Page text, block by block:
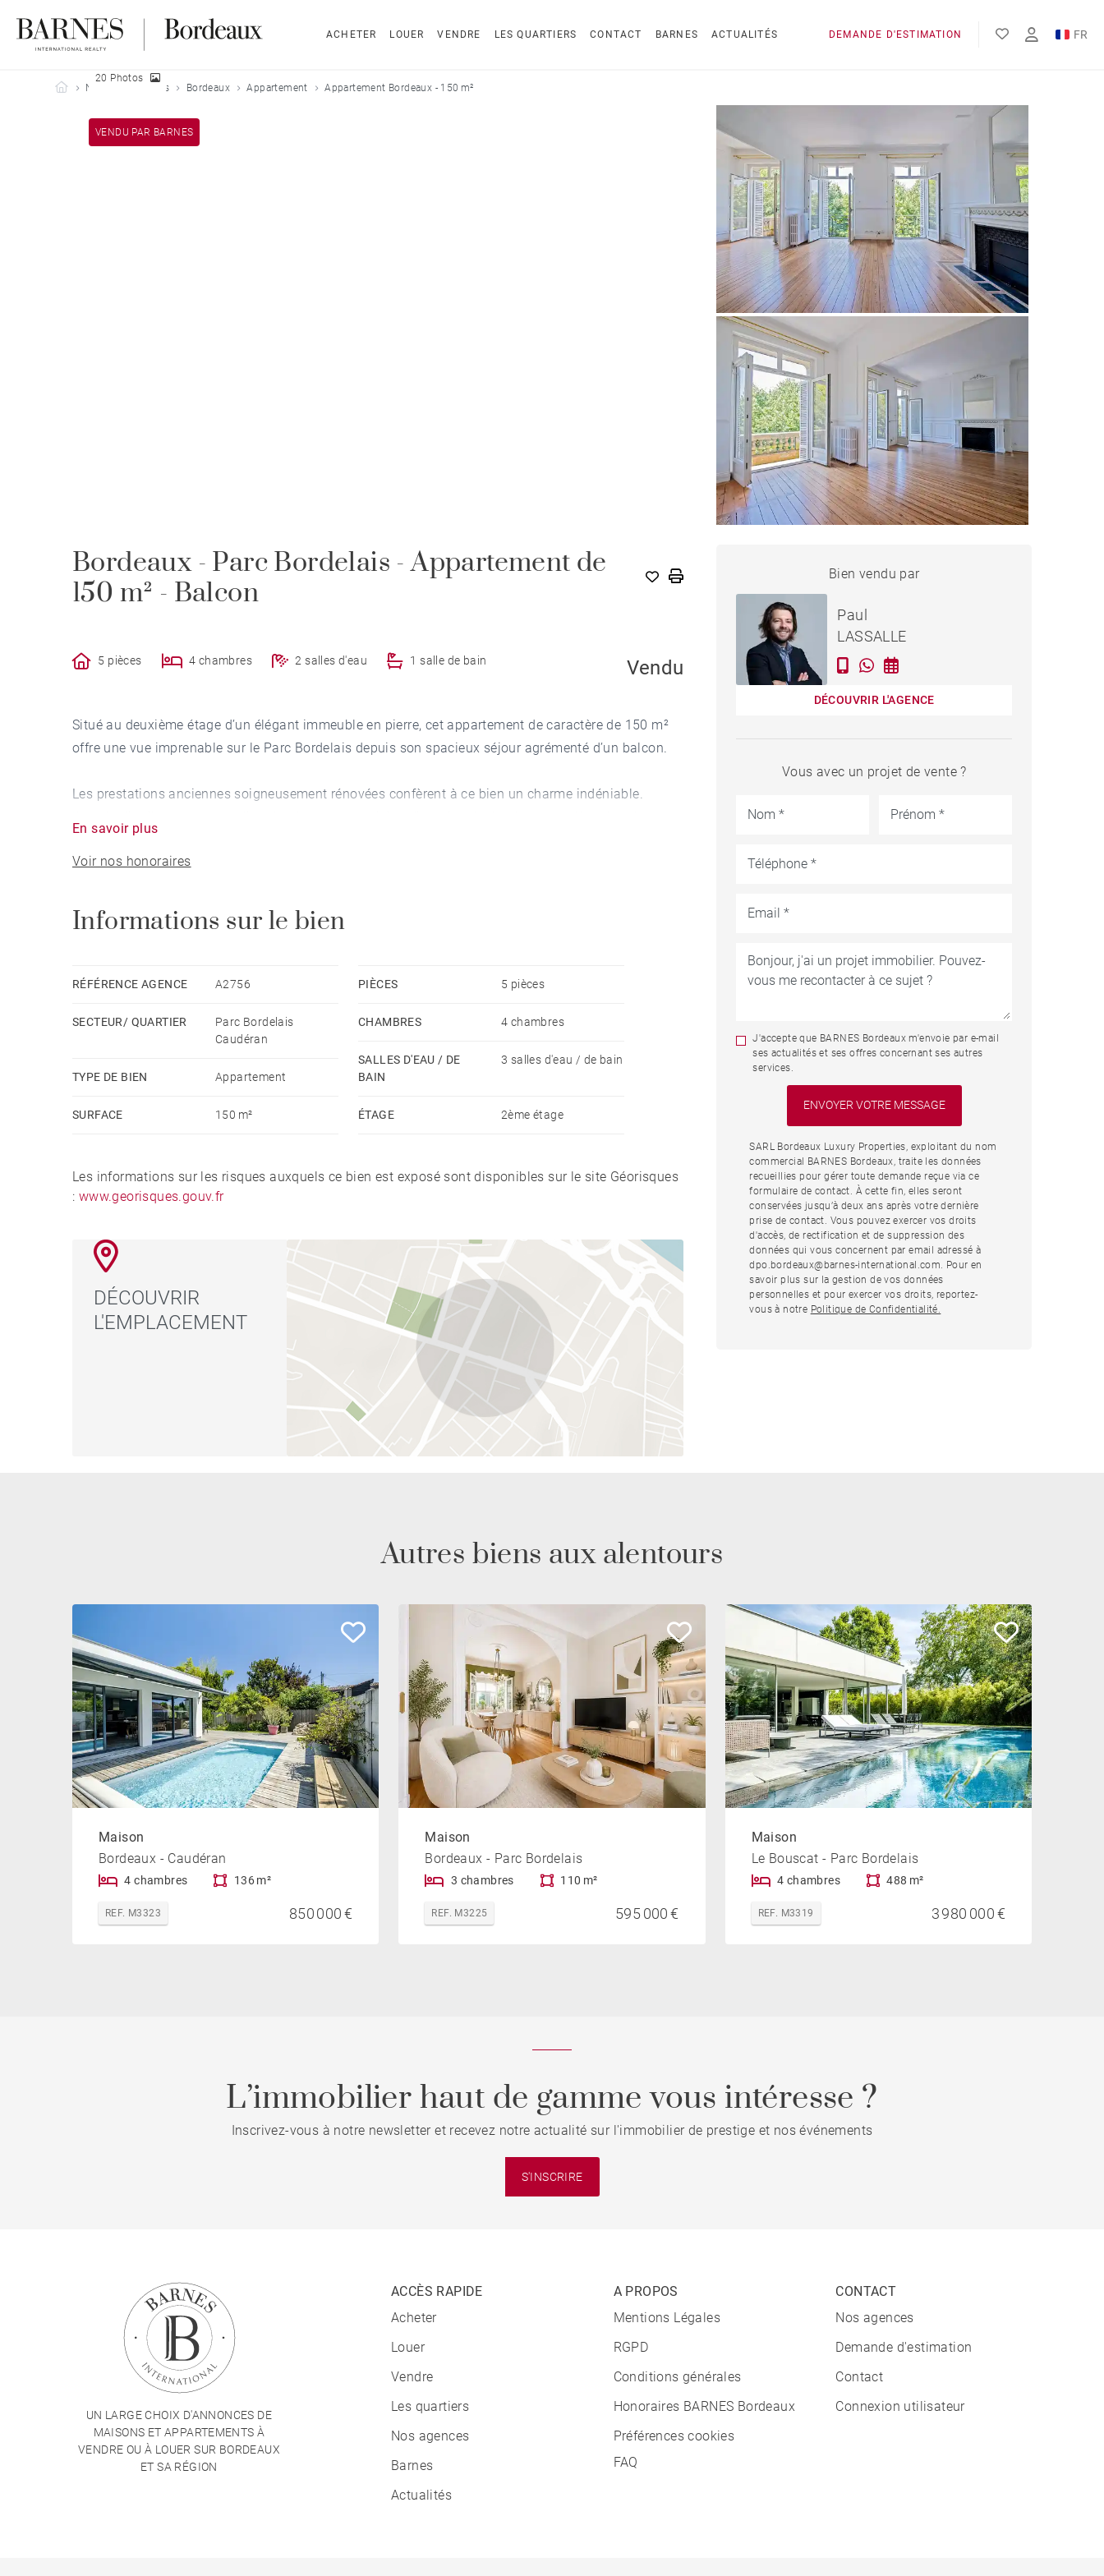
ACHETER LOUER VENDRE LES QUARTIERS CONTACT BARNES ACTUALITÉS DEMANDE D'ESTIMATION
FR
Barnes Bordeaux
Nos biens vendus Bordeaux Appartement Appartement Bordeaux - 150 m²
VENDU PAR BARNES
20 Photos
Bordeaux - Parc Bordelais - Appartement de
150 m² - Balcon
5 pièces 4 chambres 2 salles d'eau 1 salle de bain Vendu
Situé au deuxième étage d’un élégant immeuble en pierre, cet appartement de caractère de 150 m²
offre une vue imprenable sur le Parc Bordelais depuis son spacieux séjour agrémenté d’un balcon.
Les prestations anciennes soigneusement rénovées confèrent à ce bien un charme indéniable.
avec sa salle d’eau attenante et son dressing.
À l’étage, un grand palier pouvant servir d’espace bureau dessert trois chambres, une salle d'eau et
Un cellier indépendant complète ce bien rare, alliant cachet de l’ancien et confort moderne, dans un
environnement privilégié.
En savoir plus
Voir nos honoraires
Informations sur le bien
RÉFÉRENCE AGENCE A2756
SECTEUR/ QUARTIER
Parc Bordelais
Caudéran
TYPE DE BIEN Appartement
SURFACE 150 m²
PIÈCES 5 pièces
CHAMBRES 4 chambres
SALLES D'EAU / DE
BAIN
3 salles d'eau / de bain
ÉTAGE 2ème étage
Les informations sur les risques auxquels ce bien est exposé sont disponibles sur le site Géorisques
: www.georisques.gouv.fr
DÉCOUVRIR
L'EMPLACEMENT
APPARTEMENT BORDEAUX
- 150 M²
Bien vendu par
Paul
LASSALLE
DÉCOUVRIR L'AGENCE
Vous avec un projet de vente ?
J'accepte que BARNES Bordeaux m'envoie par e-mail
ses actualités et ses offres concernant ses autres
services.
SARL Bordeaux Luxury Properties, exploitant du nom
commercial BARNES Bordeaux, traite les données
recueillies pour gérer toute demande reçue via ce
formulaire de contact. À cette fin, elles seront
conservées jusqu’à deux ans après votre dernière
prise de contact. Vous pouvez exercer vos droits
d'accès, de rectification et de suppression des
données qui vous concernent par email adressé à
dpo.bordeaux@barnes-international.com. Pour en
savoir plus sur la gestion de vos données
personnelles et pour exercer vos droits, reportez-
vous à notre Politique de Confidentialité.
Autres biens aux alentours
Maison
Bordeaux - Caudéran
4 chambres 136 m²
REF. M3323 850 000 €
Maison
Bordeaux - Parc Bordelais
3 chambres 110 m²
REF. M3225 595 000 €
Maison
Le Bouscat - Parc Bordelais
4 chambres 488 m²
REF. M3319 3 980 000 €
L’immobilier haut de gamme vous intéresse ?
Inscrivez-vous à notre newsletter et recevez notre actualité sur l'immobilier de prestige et nos événements
S'INSCRIRE
UN LARGE CHOIX D'ANNONCES DE
MAISONS ET APPARTEMENTS À
VENDRE OU À LOUER SUR BORDEAUX
ET SA RÉGION
ACCÈS RAPIDE
Acheter
Louer
Vendre
Les quartiers
Nos agences
Barnes
Actualités
A PROPOS
Mentions Légales
RGPD
Conditions générales
Honoraires BARNES Bordeaux
Préférences cookies
FAQ
CONTACT
Nos agences
Demande d'estimation
Contact
Connexion utilisateur